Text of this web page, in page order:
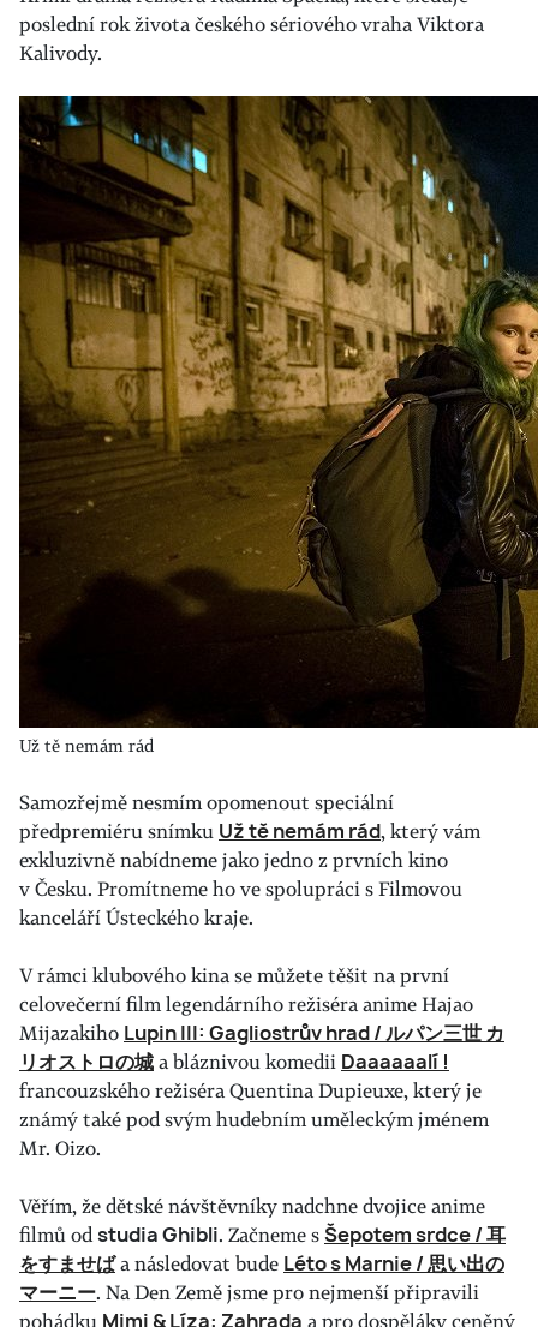
poslední rok života českého sériového vraha Viktora
Kalivody.
Už tě nemám rád
Samozřejmě nesmím opomenout speciální
předpremiéru snímku Už tě nemám rád, který vám
exkluzivně nabídneme jako jedno z prvních kino
v Česku. Promítneme ho ve spolupráci s Filmovou
kanceláří Ústeckého kraje.
V rámci klubového kina se můžete těšit na první
celovečerní film legendárního režiséra anime Hajao
Mijazakiho Lupin III: Gagliostrův hrad / ルパン三世 カ
リオストロの城a bláznivou komedii Daaaaaalí !
francouzského režiséra Quentina Dupieuxe, který je
známý také pod svým hudebním uměleckým jménem
Mr. Oizo.
Věřím, že dětské návštěvníky nadchne dvojice anime
filmů odstudia Ghibli. Začneme sŠepotem srdce / 耳
をすませばa následovat bude Léto s Marnie / 思い出の
マーニー. Na Den Země jsme pro nejmenší připravili
pohádku Mimi & Líza: Zahrada a pro dospěláky ceněný